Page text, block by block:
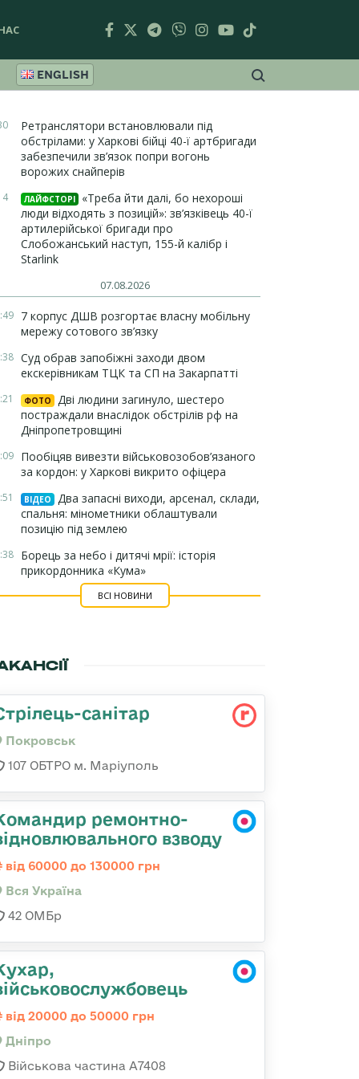
ENGLISH
Ретранслятори встановлювали під
обстрілами: у Харкові бійці 40-ї артбригади
забезпечили зв’язок попри вогонь
ворожих снайперів
ЛАЙФСТОРІ
«Треба йти далі, бо нехороші
люди відходять з позицій»: зв’язківець 40-ї
артилерійської бригади про
Слобожанський наступ, 155-й калібр і
Starlink
07.08.2026
7 корпус ДШВ розгортає власну мобільну
мережу сотового зв’язку
Суд обрав запобіжні заходи двом
екскерівникам ТЦК та СП на Закарпатті
ФОТО
Дві людини загинуло, шестеро
постраждали внаслідок обстрілів рф на
Дніпропетровщині
Пообіцяв вивезти військовозобов’язаного
за кордон: у Харкові викрито офіцера
ВІДЕО
Два запасні виходи, арсенал, склади,
спальня: мінометники облаштували
позицію під землею
Борець за небо і дитячі мрії: історія
прикордонника «Кума»
ВСІ НОВИНИ
санітар
Покровськ
107 ОБТРО м. Маріуполь
ремонтно-
взводу
від 60000 до 130000 грн
Вся Україна
42 ОМБр
від 20000 до 50000 грн
Дніпро
Військова частина А7408